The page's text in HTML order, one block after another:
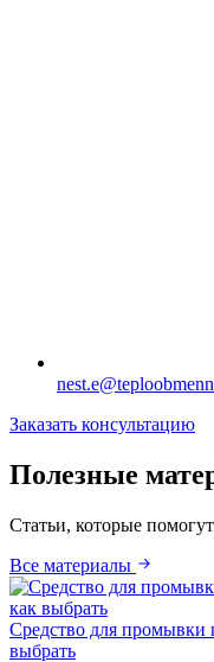
Заказать консультацию
Полезные
Статьи, которые
Все материалы
Средство для промывки
выбрать